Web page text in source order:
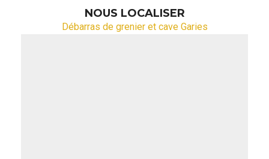
NOUS LOCALISER
Débarras de grenier et cave Garies